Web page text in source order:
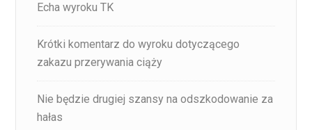
Echa wyroku TK
Krótki komentarz do wyroku dotyczącego
zakazu przerywania ciąży
Nie będzie drugiej szansy na odszkodowanie za
hałas